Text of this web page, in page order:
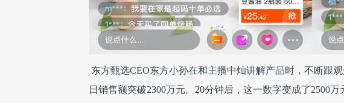
东方甄选CEO东方小孙在和主播中灿讲解产品时，不断跟
日销售额突破2300万元。20分钟后，这一数字变成了2500